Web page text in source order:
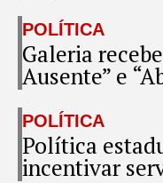
POLÍTICA
Galeria
Ausente” e
POLÍTICA
Política
incentivar